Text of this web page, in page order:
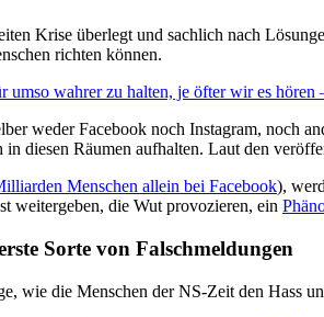
Krise überlegt und sachlich nach
richten können.
umso wahrer zu halten, je öfter wir es
weder Facebook noch Instagram,
diesen Räumen aufhalten. Laut den
Menschen allein bei Facebook),
weitergeben, die Wut provozieren, ein
Sorte von Falschmeldungen
wie die Menschen der NS-Zeit den Hass